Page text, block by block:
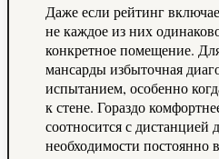
Даже если рейтинг
не каждое из них
конкретное помещение.
мансарды избыточная
испытанием, особенно
к стене. Гораздо
соотносится с дистанцией
необходимости постоянно